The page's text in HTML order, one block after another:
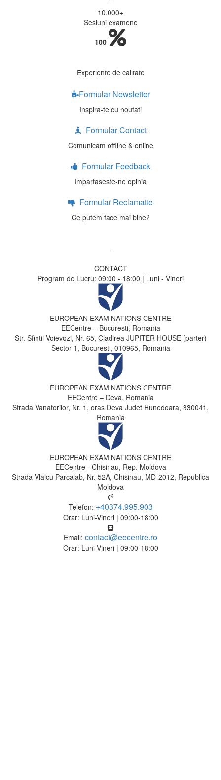
10.000+
Sesiuni examene
100
Experiente de calitate
Formular Newsletter
Inspira-te cu noutati
Formular Contact
Comunicam offline & online
Formular Feedback
Impartaseste-ne opinia
Formular Reclamatie
Ce putem face mai bine?
CONTACT
Program de Lucru: 09:00 - 18:00 | Luni - Vineri
EUROPEAN EXAMINATIONS CENTRE
EECentre – Bucuresti, Romania
Str. Sfintii Voievozi, Nr. 65, Cladirea JUPITER HOUSE (parter)
Sector 1, Bucuresti, 010965, Romania
EUROPEAN EXAMINATIONS CENTRE
EECentre – Deva, Romania
Strada Vanatorilor, Nr. 1, oras Deva Judet Hunedoara, 330041,
Romania
EUROPEAN EXAMINATIONS CENTRE
EECentre - Chisinau, Rep. Moldova
Strada Vlaicu Parcalab, Nr. 52A, Chisinau, MD-2012, Republica
Moldova
Telefon: +40374.995.903
Orar: Luni-Vineri | 09:00-18:00
Email: contact@eecentre.ro
Orar: Luni-Vineri | 09:00-18:00